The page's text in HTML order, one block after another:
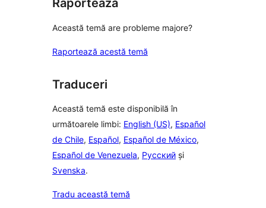
Raportează
Această temă are probleme majore?
Raportează acestă temă
Traduceri
Această temă este disponibilă în
următoarele limbi: English (US), Español
de Chile, Español, Español de México,
Español de Venezuela, Русский și
Svenska.
Tradu această temă